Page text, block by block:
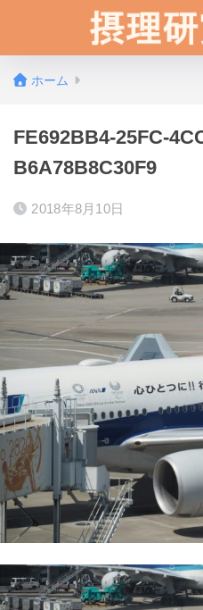
ホーム
FE692BB4-25FC-
B6A78B8C30F9
2018年8月10日